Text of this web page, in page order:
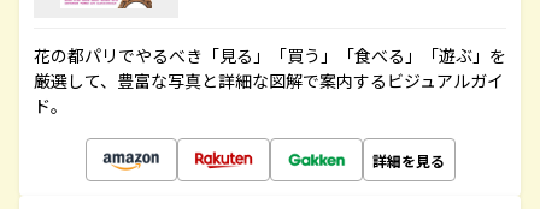
花の都パリでやるべき「見る」「買う」「食べる」「遊ぶ」を
厳選して、豊富な写真と詳細な図解で案内するビジュアルガイ
ド。
詳細を見る